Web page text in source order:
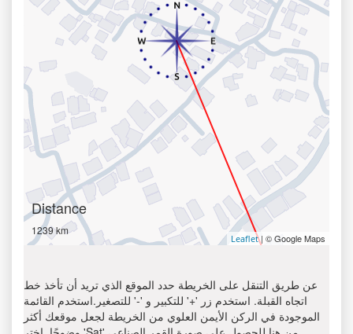
Distance
1239 km
Leaflet| © Google Maps
عن طريق التنقل على الخريطة حدد الموقع الذي تريد أن تأخذ خط
اتجاه القبلة. استخدم زر '+' للتكبير و '-' للتصغير.استخدم القائمة
الموجودة في الركن الأيمن العلوي من الخريطة لجعل موقعك أكثر